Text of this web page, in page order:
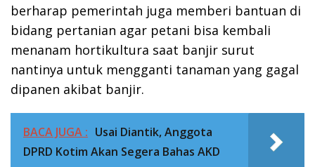
berharap pemerintah juga memberi bantuan di
bidang pertanian agar petani bisa kembali
menanam hortikultura saat banjir surut
nantinya untuk mengganti tanaman yang gagal
dipanen akibat banjir.
BACA JUGA : Usai Diantik, Anggota
DPRD Kotim Akan Segera Bahas AKD